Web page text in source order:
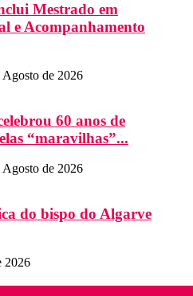
Mestrado em
e Acompanhamento
Agosto de 2026
60 anos de
“maravilhas”...
Agosto de 2026
do bispo do Algarve
2026